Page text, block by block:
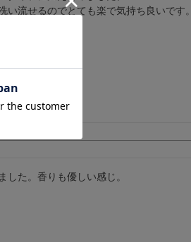
流せるのでとても楽で気持ち良いです。
た。香りも優しい感じ。